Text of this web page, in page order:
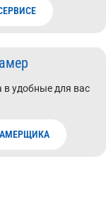
удобные для вас